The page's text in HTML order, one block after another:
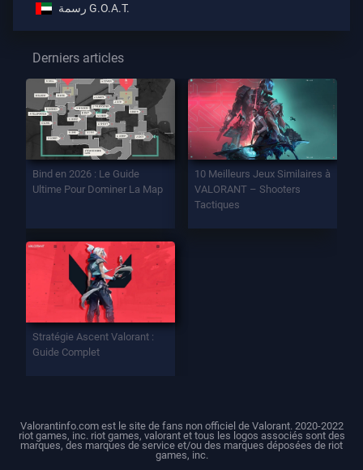
رسمة G.O.A.T.
Derniers articles
Bind en 2026 : Le Guide
Ultime Pour Dominer La Map
10 Meilleurs Jeux Similaires à
VALORANT – Shooters
Tactiques
Stratégie Ascent Valorant :
Guide Complet
Valorantinfo.com est le site de fans non officiel de Valorant. 2020-2022
riot games, inc. riot games, valorant et tous les logos associés sont des
marques, des marques de service et/ou des marques déposées de riot
games, inc.